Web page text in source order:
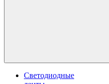
Светодиодные